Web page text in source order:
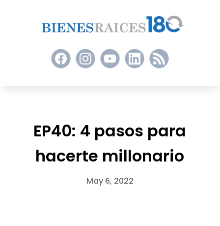
EP40: 4 pasos para
hacerte millonario
May 6, 2022